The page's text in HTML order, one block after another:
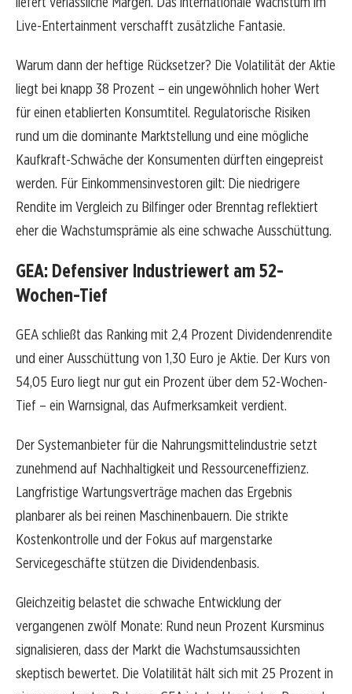
Live-Entertainment verschafft zusätzliche Fantasie.
Warum dann der heftige Rücksetzer? Die Volatilität der Aktie
liegt bei knapp 38 Prozent – ein ungewöhnlich hoher Wert
für einen etablierten Konsumtitel. Regulatorische Risiken
rund um die dominante Marktstellung und eine mögliche
Kaufkraft-Schwäche der Konsumenten dürften eingepreist
werden. Für Einkommensinvestoren gilt: Die niedrigere
Rendite im Vergleich zu Bilfinger oder Brenntag reflektiert
eher die Wachstumsprämie als eine schwache Ausschüttung.
GEA: Defensiver Industriewert am 52-
Wochen-Tief
GEA schließt das Ranking mit 2,4 Prozent Dividendenrendite
und einer Ausschüttung von 1,30 Euro je Aktie. Der Kurs von
54,05 Euro liegt nur gut ein Prozent über dem 52-Wochen-
Tief – ein Warnsignal, das Aufmerksamkeit verdient.
Der Systemanbieter für die Nahrungsmittelindustrie setzt
zunehmend auf Nachhaltigkeit und Ressourceneffizienz.
Langfristige Wartungsverträge machen das Ergebnis
planbarer als bei reinen Maschinenbauern. Die strikte
Kostenkontrolle und der Fokus auf margenstarke
Servicegeschäfte stützen die Dividendenbasis.
Gleichzeitig belastet die schwache Entwicklung der
vergangenen zwölf Monate: Rund neun Prozent Kursminus
signalisieren, dass der Markt die Wachstumsaussichten
skeptisch bewertet. Die Volatilität hält sich mit 25 Prozent in